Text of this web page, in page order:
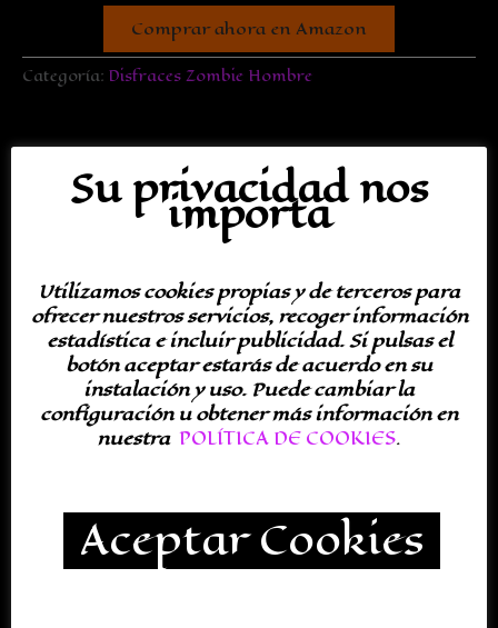
Comprar ahora en Amazon
Categoría: Disfraces Zombie Hombre
Descripción
Conviértete en un auténtico guerrero caído en la
batalla con el Disfraz de Gladiador Zombie para
Marca: Smiffy’s
Referencia: 32886
Color: Gris
Material: Falda 100% Poliester, Armadura
látex
Talla: M y L
Aterroriza a tus amigos con este disfraz de Zombie
gladiador de la más alta calidad.
Su privacidad nos
importa
Utilizamos cookies propias y de terceros para
ofrecer nuestros servicios, recoger información
estadística e incluir publicidad. Si pulsas el
botón aceptar estarás de acuerdo en su
instalación y uso. Puede cambiar la
configuración u obtener más información en
nuestra POLÍTICA DE COOKIES.
Aceptar Cookies